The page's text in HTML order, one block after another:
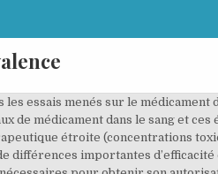
Par rapport à la spécialité de référence, un médicament générique doit contenir le même principe actif et le même dosage. Pour obtenir de lâinformation destinée aux patients, consultez notre publication intitulée « Médicaments génériques : des réponses à vos questions ». La demande d’AMM d’un médicament générique contient les données permettant d’évaluer et de garantir sa qualité, sa sécurité et son efficacité d’emploi. L'AMM des médicaments génériques repose sur le processus d’évaluation appliqué à l’ensemble des médicaments. En outre les fabricants de médicaments génériques sont obligés de démontrer que leur médicament est « bio-équivalent » au médicament de référence. La recherche par DCI est divisÃ©e en 12 grandes familles. Il peut avoir un aspect différent par sa taille, sa couleur, son goût ou sa forme par exemple. Bien sûr, avant commercialisation, les génériques passent par une phase dâanalyse de leur efficacité. Quel que soit son choix, il respecte fidèlement la prescription du médecin puisqu'un générique correspond exactement au médicament original, seule sa forme et sa couleur peuvent être différentes. Pas facile de s'y retrouver avec les mÃ©dicaments : marques, DCI (pour dÃ©nomination commune internationale), gÃ©nÃ©riques, on peut s'y perdre trÃ¨s facilement. VIDEAU, B. VENNAT, M.P. MÉDICAMENT GÉNÉRIQUE. En effet, Ã partir du nom de la molÃ©cule du mÃ©dicament, le pharmacien peut dÃ©livrer soit le mÃ©dicament de marque soit son gÃ©nÃ©rique, s'il existe. Ainsi chaque volontaire est son propre témoin, c’est un essai croisé. Construire lâéquivalence : le médicament générique In : Évaluer et valoriser : Une sociologie économique de la mesure [en ligne]. Or, si l’exposition est équivalente, cela veut dire que l’efficacité du médicament générique (l’effet pharmacodynamique) sera identique à celle du médicament d'origine. Sont surlignÃ©es en vert les spÃ©cialitÃ©s de prix significativement infÃ©rieur au prix comparatif. Le laboratoire Biogaran lance un moteur de recherche qui permet de trouver l'équivalence entre un médicament et un médicament générique. Une spécialité générique, comme toute spécialité pharmaceutique, doit faire